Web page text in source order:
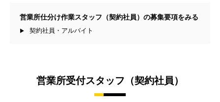
営業所仕分け作業スタッフ（契約社員）の募集要項をみる
契約社員・アルバイト
営業所受付スタッフ（契約社員）